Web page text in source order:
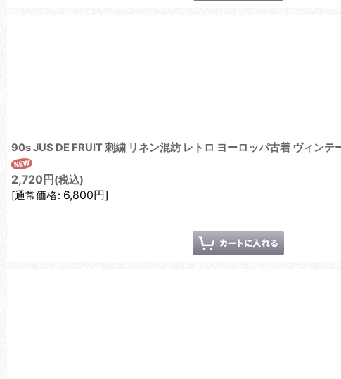
90s JUS DE FRUIT 刺繍 リネン混紡 レトロ ヨーロッパ古着 ヴィンテ
2,720 円 (税込)
[通常価格: 6,800円]